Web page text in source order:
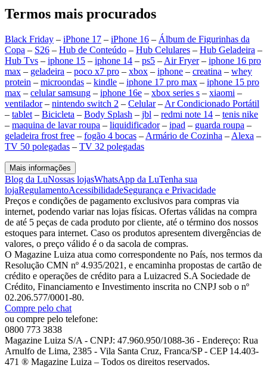
Termos mais procurados
Black Friday – iPhone 17 – iPhone 16 – Álbum de Figurinhas da
Copa – S26 – Hub de Conteúdo – Hub Celulares – Hub Geladeira –
Hub Tvs – iphone 15 – iphone 14 – ps5 – Air Fryer– iphone 16 pro
max – geladeira – poco x7 pro – xbox – iphone – creatina – whey
protein – microondas – kindle – iphone 17 pro max – iphone 15 pro
max – celular samsung – iphone 16e – xbox series s – xiaomi –
ventilador– nintendo switch 2 – Celular– Ar Condicionado Portátil
– tablet – Bicicleta – Body Splash – jbl – redmi note 14 – tenis nike
– maquina de lavar roupa – liquidificador– ipad – guarda roupa –
geladeira frost free – fogão 4 bocas – Armário de Cozinha – Alexa –
TV 50 polegadas – TV 32 polegadas
Mais informações
Blog da LuNossas lojasWhatsApp da LuTenha sua
lojaRegulamentoAcessibilidadeSegurança e Privacidade
Preços e condições de pagamento exclusivos para compras via
internet, podendo variar nas lojas físicas. Ofertas válidas na compra
de até 5 peças de cada produto por cliente, até o término dos nossos
estoques para internet. Caso os produtos apresentem divergências de
valores, o preço válido é o da sacola de compras.
O Magazine Luiza atua como correspondente no País, nos termos da
Resolução CMN nº 4.935/2021, e encaminha propostas de cartão de
crédito e operações de crédito para a Luizacred S.A Sociedade de
Crédito, Financiamento e Investimento inscrita no CNPJ sob o nº
02.206.577/0001-80.
Compre pelo chat
ou compre pelo telefone:
0800 773 3838
Magazine Luiza S/A - CNPJ: 47.960.950/1088-36 - Endereço: Rua
Arnulfo de Lima, 2385 - Vila Santa Cruz, Franca/SP - CEP 14.403-
471 ® Magazine Luiza – Todos os direitos reservados.